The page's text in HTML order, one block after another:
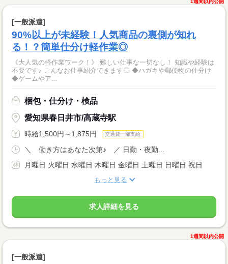
1週間以内公開
[一般派遣]
90%以上が未経験！人気商品の裏側が知れ
る！？簡単仕分け軽作業◎
《大人気の軽作業ワーク！》 難しい仕事な一切なし！ 知識や経験は
不要です♪ こんなお仕事紹介できます◎ ◆ハガキや郵便物の仕分け
◆ゲームやア...
梱包・仕分け・検品
愛知県春日井市/高蔵寺駅
時給1,500円～1,875円 交通費一部支給
＼ 働き方はあなた次第♪ ／ 日勤・夜勤...
月曜日 火曜日 水曜日 木曜日 金曜日 土曜日 日曜日 祝日
もっと見る
求人詳細を見る
1週間以内公開
[一般派遣]